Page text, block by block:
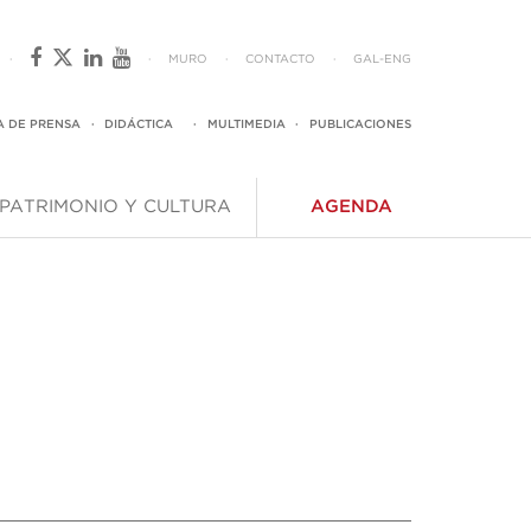
· · MURO · CONTACTO · GAL- ENG
DE PRENSA · DIDÁCTICA · MULTIMEDIA · PUBLICACIONES
PATRIMONIO Y CULTURA AGENDA